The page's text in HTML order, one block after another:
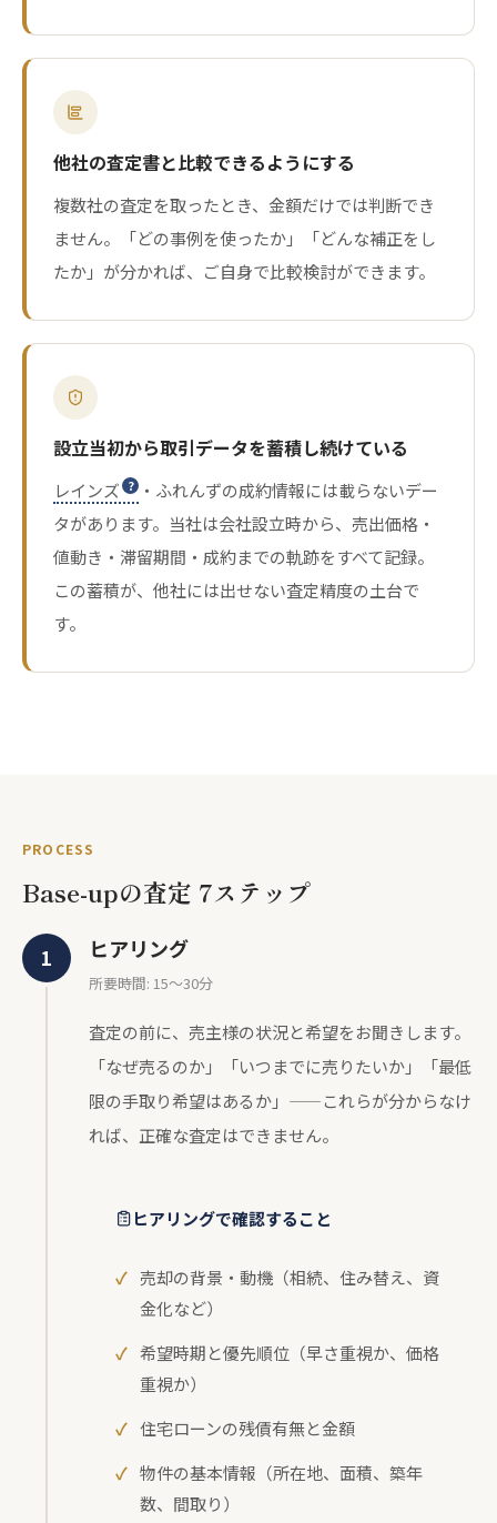
他社の査定書と比較できるようにする
複数社の査定を取ったとき、金額だけでは判断でき
ません。「どの事例を使ったか」「どんな補正をし
たか」が分かれば、ご自身で比較検討ができます。
設立当初から取引データを蓄積し続けている
レインズ
・ふれんずの成約情報には載らないデー
タがあります。当社は会社設立時から、売出価格・
値動き・滞留期間・成約までの軌跡をすべて記録。
この蓄積が、他社には出せない査定精度の土台で
す。
PROCESS
Base-upの査定 7ステップ
ヒアリング
所要時間: 15〜30分
査定の前に、売主様の状況と希望をお聞きします。
「なぜ売るのか」「いつまでに売りたいか」「最低
限の手取り希望はあるか」——これらが分からなけ
れば、正確な査定はできません。
ヒアリングで確認すること
売却の背景・動機（相続、住み替え、資
金化など）
希望時期と優先順位（早さ重視か、価格
重視か）
住宅ローンの残債有無と金額
物件の基本情報（所在地、面積、築年
数、間取り）